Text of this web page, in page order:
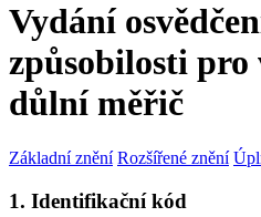
Vydání
způsobilosti
důlní měřič
Základní znění Rozšířené znění
1. Identifikační kód